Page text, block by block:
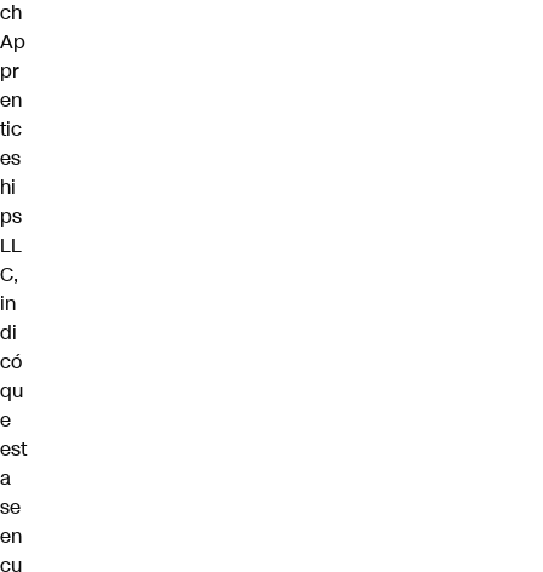
ch
Ap
pr
en
tic
es
hi
ps
LL
C,
in
di
có
qu
e
est
a
se
en
cu